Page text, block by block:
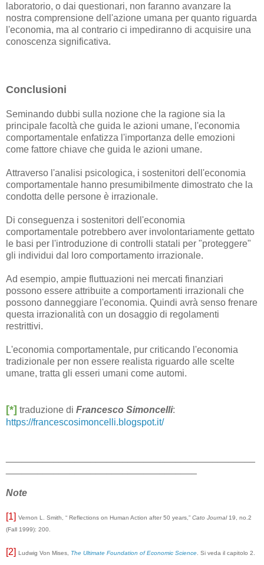
laboratorio, o dai questionari, non faranno avanzare la
nostra comprensione dell'azione umana per quanto riguarda
l'economia, ma al contrario ci impediranno di acquisire una
conoscenza significativa.
Conclusioni
Seminando dubbi sulla nozione che la ragione sia la
principale facoltà che guida le azioni umane, l'economia
comportamentale enfatizza l'importanza delle emozioni
come fattore chiave che guida le azioni umane.
Attraverso l'analisi psicologica, i sostenitori dell'economia
comportamentale hanno presumibilmente dimostrato che la
condotta delle persone è irrazionale.
Di conseguenza i sostenitori dell'economia
comportamentale potrebbero aver involontariamente gettato
le basi per l'introduzione di controlli statali per "proteggere"
gli individui dal loro comportamento irrazionale.
Ad esempio, ampie fluttuazioni nei mercati finanziari
possono essere attribuite a comportamenti irrazionali che
possono danneggiare l'economia. Quindi avrà senso frenare
questa irrazionalità con un dosaggio di regolamenti
restrittivi.
L'economia comportamentale, pur criticando l'economia
tradizionale per non essere realista riguardo alle scelte
umane, tratta gli esseri umani come automi.
[*] traduzione di Francesco Simoncelli:
https://francescosimoncelli.blogspot.it/
Note
[1] Vernon L. Smith, “ Reflections on Human Action after 50 years,” Cato Journal19, no.2
(Fall 1999): 200.
[2] Ludwig Von Mises, The Ultimate Foundation of Economic Science . Si veda il capitolo 2.